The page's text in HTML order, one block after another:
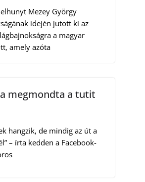
Mezey György
idején jutott ki az
a magyar
amely azóta
megmondta a tutit
hangzik, de mindig az út a
– írta kedden a Facebook-